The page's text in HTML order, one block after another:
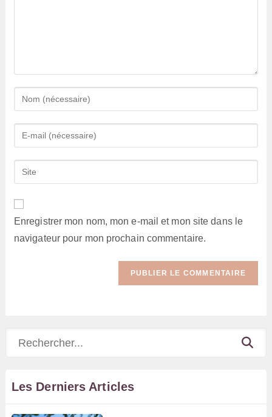
your
name
comment
your
email
address
l’URL
votre
site
(facultatif)
Enregistrer mon nom, mon e-mail et mon site dans le
navigateur pour mon prochain commentaire.
Les Derniers Articles